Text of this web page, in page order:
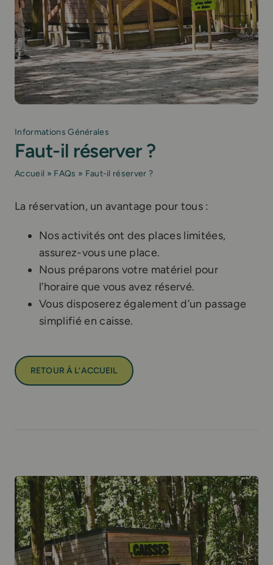
Informations Générales
Faut-il réserver ?
Accueil » FAQs » Faut-il réserver ?
La réservation, un avantage pour tous :
Nos activités ont des places limitées,
assurez-vous une place.
Nous préparons votre matériel pour
l’horaire que vous avez réservé.
Vous disposerez également d’un passage
simplifié en caisse.
RETOUR À L’ACCUEIL